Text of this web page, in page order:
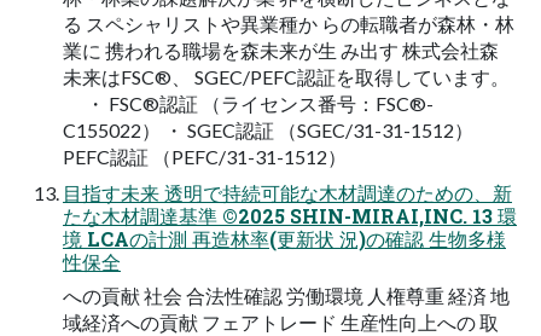
る スペシャリストや異業種か らの転職者が森林・林
業に 携われる職場を森未来が生 み出す 株式会社森
未来はFSC®、 SGEC/PEFC認証を取得しています。
・ FSC®認証 （ライセンス番号：FSC®-
C155022） ・ SGEC認証 （SGEC/31-31-1512）
PEFC認証 （PEFC/31-31-1512）
目指す未来 透明で持続可能な木材調達のための、新
たな木材調達基準 ©2025 SHIN-MIRAI,INC. 13 環
境 LCAの計測 再造林率(更新状 況)の確認 生物多様
性保全
への貢献 社会 合法性確認 労働環境 人権尊重 経済 地
域経済への貢献 フェアトレード 生産性向上への 取